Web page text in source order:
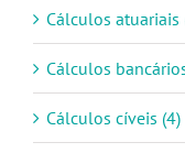
Cálculos atuariais
Cálculos
Cálculos cíveis (4)